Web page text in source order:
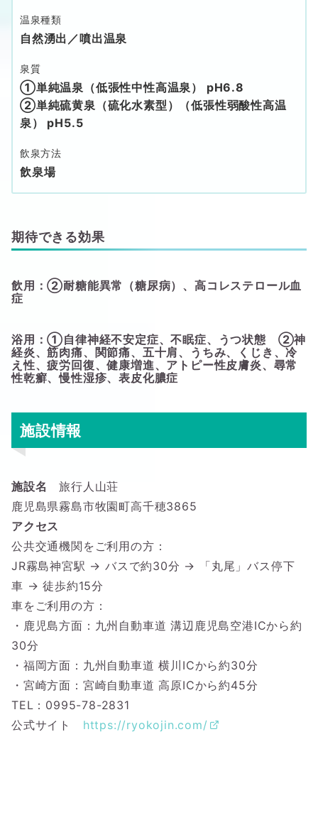
温泉種類
自然湧出／噴出温泉
泉質
①単純温泉（低張性中性高温泉） pH6.8
②単純硫黄泉（硫化水素型）（低張性弱酸性高温
泉） pH5.5
飲泉方法
飲泉場
期待できる効果
飲用：②耐糖能異常（糖尿病）、高コレステロール血
症
浴用：①自律神経不安定症、不眠症、うつ状態 ②神
経炎、筋肉痛、関節痛、五十肩、うちみ、くじき、冷
え性、疲労回復、健康増進、アトピー性皮膚炎、尋常
性乾癬、慢性湿疹、表皮化膿症
施設情報
施設名
旅行人山荘
鹿児島県霧島市牧園町高千穂3865
アクセス
公共交通機関をご利用の方：
JR霧島神宮駅 → バスで約30分 → 「丸尾」バス停下
車 → 徒歩約15分
車をご利用の方：
・鹿児島方面：九州自動車道 溝辺鹿児島空港ICから約
30分
・福岡方面：九州自動車道 横川ICから約30分
・宮崎方面：宮崎自動車道 高原ICから約45分
TEL：0995-78-2831
公式サイト https://ryokojin.com/